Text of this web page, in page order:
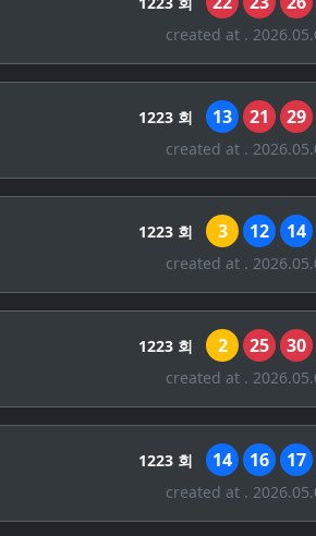
created at .
1223 회 13 21 29
created at .
1223 회 3 12 14
created at .
1223 회 2 25 30
created at .
1223 회 14 16 17
created at .